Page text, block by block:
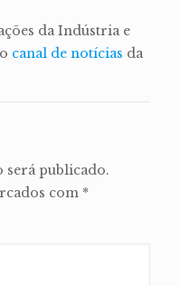
da Indústria e
canal de notícias da
será publicado.
com *